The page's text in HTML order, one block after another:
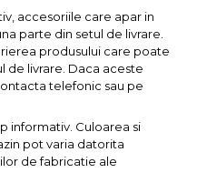
accesoriile care apar in
parte din setul de livrare.
produsului care poate
de livrare. Daca aceste
telefonic sau pe
informativ. Culoarea si
pot varia datorita
de fabricatie ale